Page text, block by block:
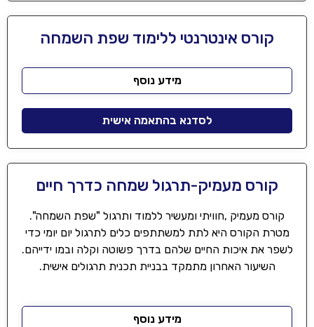
קורס אינטרנטי ללימוד שפת השמחה
מידע נוסף
לסדנא בהתאמה אישית
קורס מעמיק-תרגול שמחה כדרך חיים
קורס מעמיק ,חוויתי ומעשיר ללמוד ותרגול "שפת השמחה".
מטרת הקורס היא לתת למשתתפים כלים לתרגול יום יומי כדי
לשפר את איכות החיים שלהם בדרך פשוטה וקלה ובמו ידייהם.
השיעור האחרון מתמקד בבניית תכנית תרגולים אישית.
מידע נוסף